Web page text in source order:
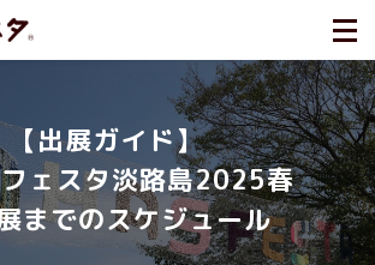
【出展ガイド】
ェスタ淡路島2025春
までのスケジュール